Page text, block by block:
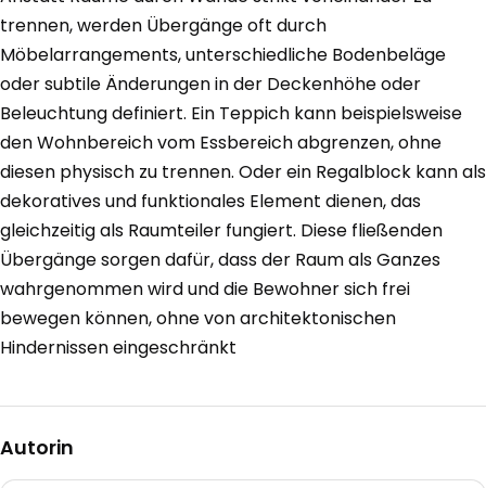
trennen, werden Übergänge oft durch
Möbelarrangements, unterschiedliche Bodenbeläge
oder subtile Änderungen in der Deckenhöhe oder
Beleuchtung definiert. Ein Teppich kann beispielsweise
den Wohnbereich vom Essbereich abgrenzen, ohne
diesen physisch zu trennen. Oder ein Regalblock kann als
dekoratives und funktionales Element dienen, das
gleichzeitig als Raumteiler fungiert. Diese fließenden
Übergänge sorgen dafür, dass der Raum als Ganzes
wahrgenommen wird und die Bewohner sich frei
bewegen können, ohne von architektonischen
Hindernissen eingeschränkt
Autorin